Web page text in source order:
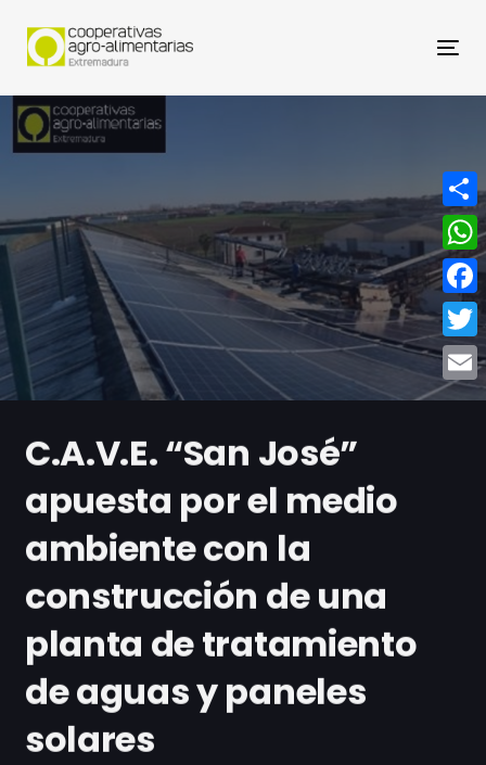
C.A.V.E. “San José”
apuesta por el medio
ambiente con la
construcción de una
planta de tratamiento
de aguas y paneles
solares
Email